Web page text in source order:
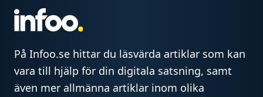
På Infoo.se hittar du läsvärda artiklar som kan
vara till hjälp för din digitala satsning, samt
även mer allmänna artiklar inom olika